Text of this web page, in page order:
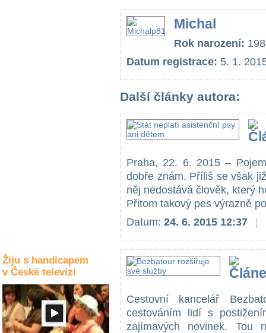
Žiju s handicapem
v České televizi
Michal
Rok narození:
Datum registrace: 5. 1.
Další články autora:
Praha, 22. 6. 2015 –
dobře znám. Příliš se však
něj nedostává člověk, který
Přitom takový pes výrazně
Datum: 24. 6. 2015 12:37
Cestovní kancelář
cestováním lidí s
zajímavých novinek. Tou